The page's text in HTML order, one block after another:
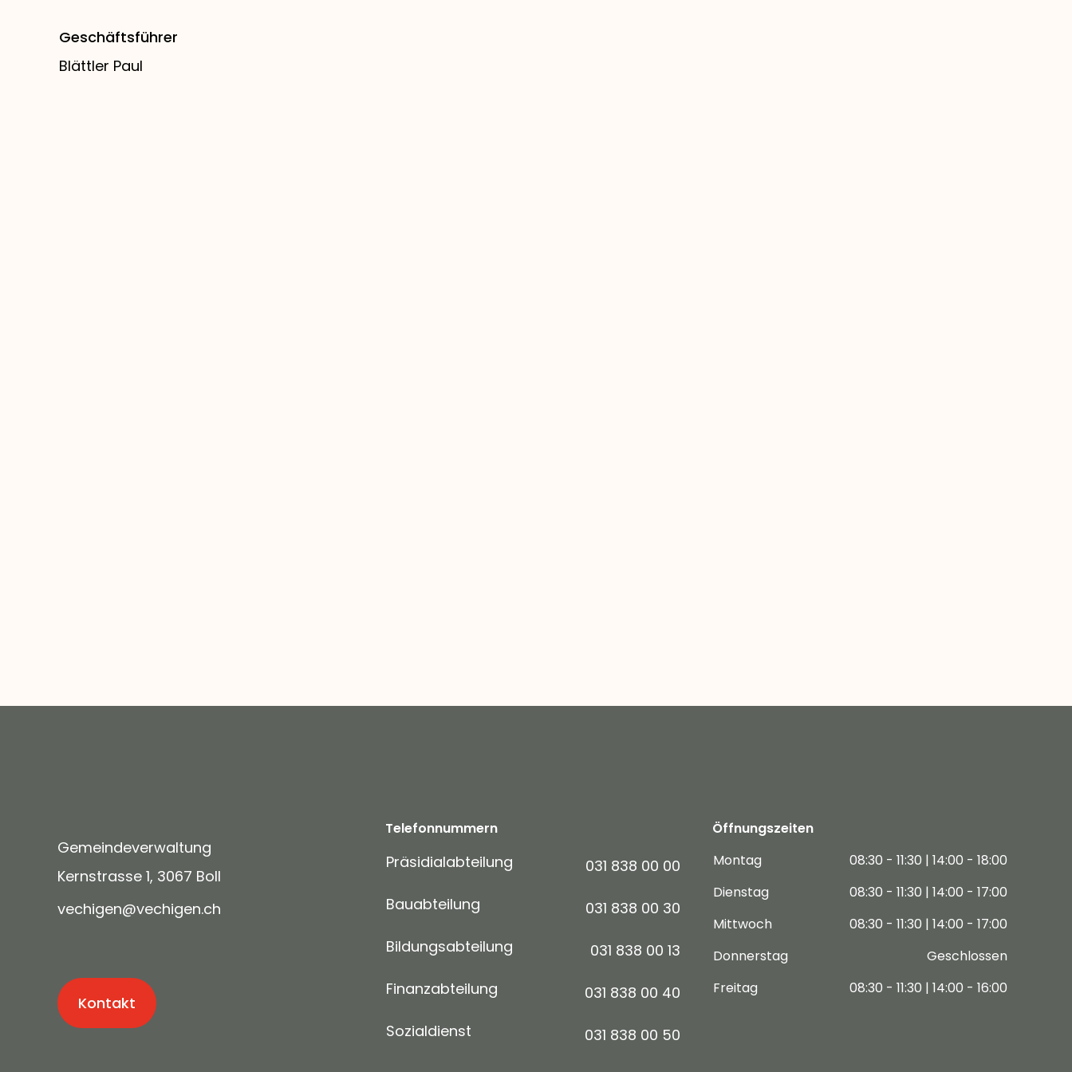
Geschäftsführer
Blättler Paul
Gemeindeverwaltung
Kernstrasse 1, 3067 Boll
v ch g n v ch g n ch
Kontakt
Telefonnummern
Präsidialabteilung
031 838 00 00
Bauabteilung
031 838 00 30
Bildungsabteilung
031 838 00 13
Finanzabteilung
031 838 00 40
Sozialdienst
031 838 00 50
Öffnungszeiten
Montag
08:30 - 11:30 | 14:00 - 18:00
Dienstag
08:30 - 11:30 | 14:00 - 17:00
Mittwoch
08:30 - 11:30 | 14:00 - 17:00
Donnerstag
Geschlossen
Freitag
08:30 - 11:30 | 14:00 - 16:00